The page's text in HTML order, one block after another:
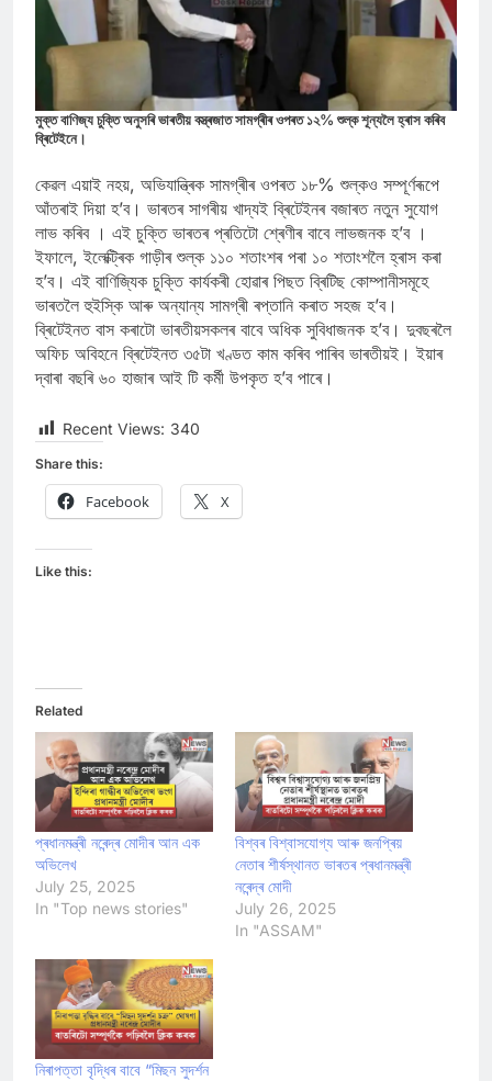
মুক্ত বাণিজ্য চুক্তি অনুসৰি ভাৰতীয় বস্ত্ৰজাত সামগ্ৰীৰ ওপৰত ১২% শুল্ক শূন্যলৈ হ্ৰাস কৰিব
ব্ৰিটেইনে।
কেৱল এয়াই নহয়, অভিযান্ত্ৰিক সামগ্ৰীৰ ওপৰত ১৮% শুল্কও সম্পূৰ্ণৰূপে
আঁতৰাই দিয়া হ’ব। ভাৰতৰ সাগৰীয় খাদ্যই ব্ৰিটেইনৰ বজাৰত নতুন সুযোগ
লাভ কৰিব । এই চুক্তি ভাৰতৰ প্ৰতিটো শ্ৰেণীৰ বাবে লাভজনক হ’ব ।
ইফালে, ইলেক্ট্ৰিক গাড়ীৰ শুল্ক ১১০ শতাংশৰ পৰা ১০ শতাংশলৈ হ্ৰাস কৰা
হ’ব। এই বাণিজ্যিক চুক্তি কাৰ্যকৰী হোৱাৰ পিছত ব্ৰিটিছ কোম্পানীসমূহে
ভাৰতলৈ হুইস্কি আৰু অন্যান্য সামগ্ৰী ৰপ্তানি কৰাত সহজ হ’ব।
ব্ৰিটেইনত বাস কৰাটো ভাৰতীয়সকলৰ বাবে অধিক সুবিধাজনক হ’ব। দুবছৰলৈ
অফিচ অবিহনে ব্ৰিটেইনত ৩৫টা খণ্ডত কাম কৰিব পাৰিব ভাৰতীয়ই। ইয়াৰ
দ্বাৰা বছৰি ৬০ হাজাৰ আই টি কৰ্মী উপকৃত হ’ব পাৰে।
Recent Views: 340
Share this:
Facebook X
Like this:
Related
প্ৰধানমন্ত্ৰী নৰেন্দ্ৰ মোদীৰ আন এক
অভিলেখ
July 25, 2025
In "Top news stories"
বিশ্বৰ বিশ্বাসযোগ্য আৰু জনপ্ৰিয়
নেতাৰ শীৰ্ষস্থানত ভাৰতৰ প্ৰধানমন্ত্ৰী
নৰেন্দ্ৰ মোদী
July 26, 2025
In "ASSAM"
নিৰাপত্তা বৃদ্ধিৰ বাবে “মিছন সুদৰ্শন